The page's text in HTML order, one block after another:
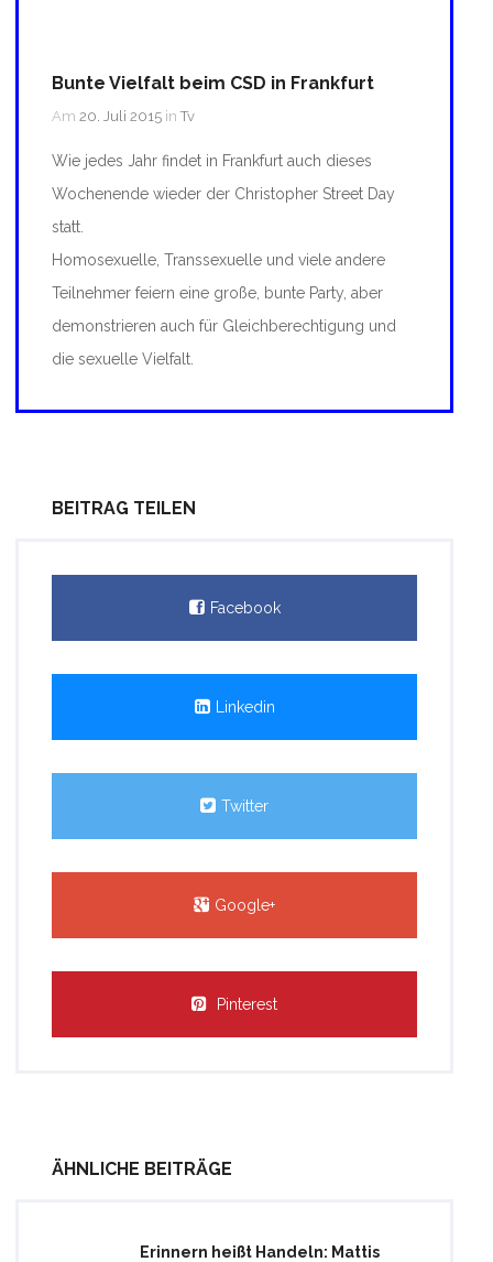
Bunte Vielfalt beim CSD in Frankfurt
Am 20. Juli 2015 inTv
Wie jedes Jahr findet in Frankfurt auch dieses
Wochenende wieder der Christopher Street Day
statt.
Homosexuelle, Transsexuelle und viele andere
Teilnehmer feiern eine große, bunte Party, aber
demonstrieren auch für Gleichberechtigung und
die sexuelle Vielfalt.
BEITRAG TEILEN
Facebook
Linkedin
Twitter
Google+
Pinterest
ÄHNLICHE BEITRÄGE
Erinnern heißt Handeln: Mattis